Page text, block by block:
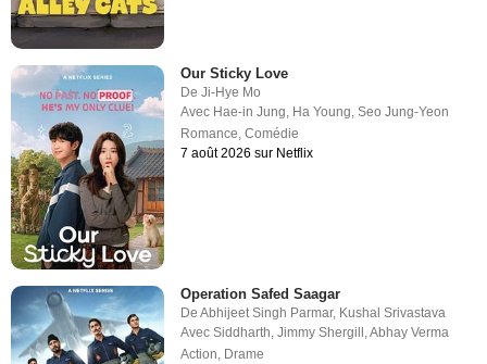
Our Sticky Love
DeJi-Hye Mo
Avec Hae-in Jung, Ha Young,Seo Jung-Yeon
Romance,Comédie
7 août 2026 sur Netflix
Operation Safed Saagar
DeAbhijeet Singh Parmar, Kushal Srivastava
AvecSiddharth,Jimmy Shergill ,Abhay Verma
Action, Drame